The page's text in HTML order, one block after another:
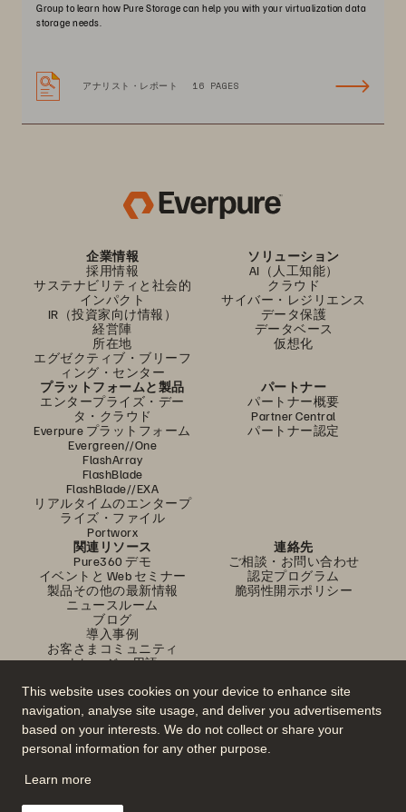
This website uses cookies on your device to enhance site
navigation, analyse site usage, and deliver you advertisements
based on your interests. We do not collect or share your
personal information for any other purpose.
Learn more
Group to learn how Pure Storage can help you with your virtualization data
storage needs.
アナリスト・レポート 16 PAGES
企業情報
採用情報
サステナビリティと社会的
インパクト
IR（投資家向け情報）
経営陣
所在地
エグゼクティブ・ブリーフ
ィング・センター
ソリューション
AI（人工知能）
クラウド
サイバー・レジリエンス
データ保護
データベース
仮想化
プラットフォームと製品
エンタープライズ・デー
タ・クラウド
Everpure プラットフォーム
Evergreen//One
FlashArray
FlashBlade
FlashBlade//EXA
リアルタイムのエンタープ
ライズ・ファイル
Portworx
パートナー
パートナー概要
Partner Central
パートナー認定
関連リソース
Pure360 デモ
イベントと Web セミナー
製品その他の最新情報
ニュースルーム
ブログ
導入事例
お客さまコミュニティ
ナレッジ・用語
連絡先
ご相談・お問い合わせ
認定プログラム
脆弱性開示ポリシー
公式 SNS
是非フォローをお願いします！